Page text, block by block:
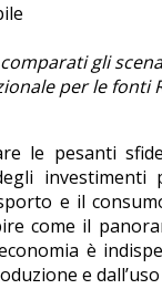
gli
per le
le pesanti
e il
come il
è
e dall’uso